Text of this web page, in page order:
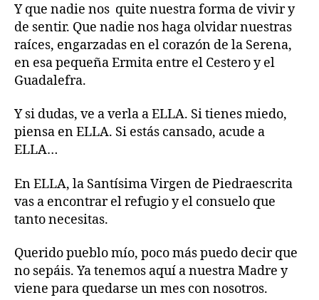
Y que nadie nos quite nuestra forma de vivir y
de sentir. Que nadie nos haga olvidar nuestras
raíces, engarzadas en el corazón de la Serena,
en esa pequeña Ermita entre el Cestero y el
Guadalefra.
Y si dudas, ve a verla a ELLA. Si tienes miedo,
piensa en ELLA. Si estás cansado, acude a
ELLA…
En ELLA, la Santísima Virgen de Piedraescrita
vas a encontrar el refugio y el consuelo que
tanto necesitas.
Querido pueblo mío, poco más puedo decir que
no sepáis. Ya tenemos aquí a nuestra Madre y
viene para quedarse un mes con nosotros.